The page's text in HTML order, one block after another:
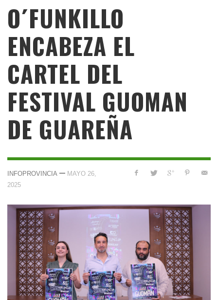
O´FUNKILLO
ENCABEZA EL
CARTEL DEL
FESTIVAL GUOMAN
DE GUAREÑA
INFOPROVINCIA — MAYO 26,
2025